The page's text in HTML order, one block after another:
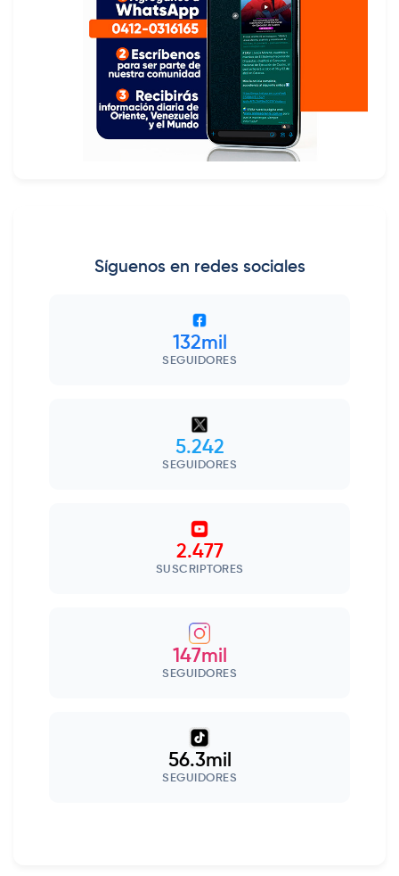
Síguenos en redes sociales
132mil
SEGUIDORES
5.242
SEGUIDORES
2.477
SUSCRIPTORES
147mil
SEGUIDORES
56.3mil
SEGUIDORES